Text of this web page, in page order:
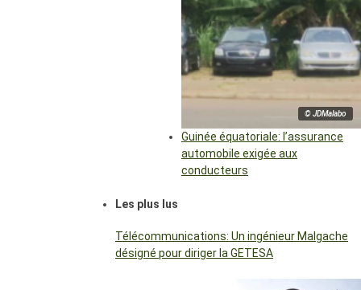
© JDMalabo
Guinée équatoriale: l’assurance
automobile exigée aux
conducteurs
Les plus lus
Télécommunications: Un ingénieur Malgache
désigné pour diriger la GETESA